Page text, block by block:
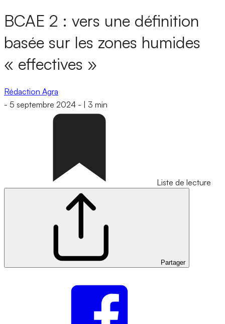
BCAE 2 : vers une définition
basée sur les zones humides
« effectives »
Rédaction Agra
- 5 septembre 2024 - 3 min
Liste de lecture
Partager